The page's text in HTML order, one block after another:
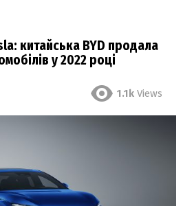
китайська BYD продала
у 2022 році
1.1k Views